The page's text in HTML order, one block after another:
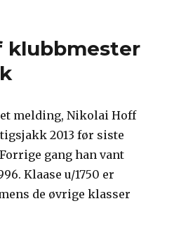
klubbmester
melding, Nikolai Hoff
2013 før siste
gang han vant
Klaase u/1750 er
de øvrige klasser